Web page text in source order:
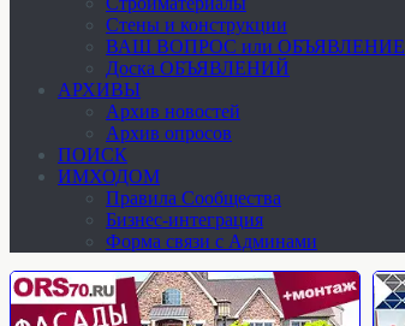
Стены и конструкции
ВАШ ВОПРОС или ОБЪЯВЛЕНИЕ
Доска ОБЪЯВЛЕНИЙ
АРХИВЫ
Архив новостей
Архив опросов
ПОИСК
ИМХОДОМ
Правила Сообщества
Бизнес-интеграция
Форма связи с Админами